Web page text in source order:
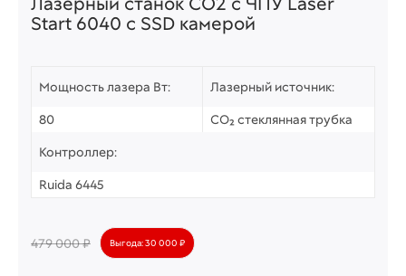
Start 6040 с SSD камерой
Мощность лазера Вт:
80
Лазерный источник:
CO₂ стеклянная трубка
Контроллер:
Ruida 6445
479 000 ₽ Выгода: 30 000 ₽